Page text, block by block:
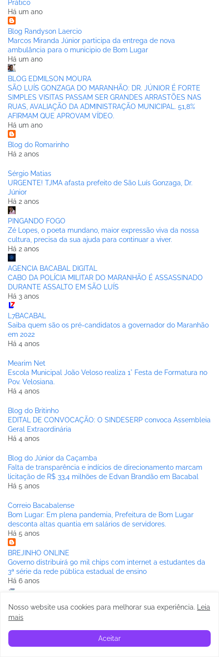
Prático
Há um ano
Blog Randyson Laercio
Marcos Miranda Júnior participa da entrega de nova
ambulância para o municipio de Bom Lugar
Há um ano
BLOG EDMILSON MOURA
SÃO LUÍS GONZAGA DO MARANHÃO: DR. JÚNIOR É FORTE
SIMPLES VISITAS PASSAM SER GRANDES ARRASTÕES NAS
RUAS, AVALIAÇÃO DA ADMINISTRAÇÃO MUNICIPAL. 51,8%
AFIRMAM QUE APROVAM VÍDEO.
Há um ano
Blog do Romarinho
Há 2 anos
Sérgio Matias
URGENTE! TJMA afasta prefeito de São Luís Gonzaga, Dr.
Júnior
Há 2 anos
PINGANDO FOGO
Zé Lopes, o poeta mundano, maior expressão viva da nossa
cultura, precisa da sua ajuda para continuar a viver.
Há 2 anos
AGENCIA BACABAL DIGITAL
CABO DA POLÍCIA MILITAR DO MARANHÃO É ASSASSINADO
DURANTE ASSALTO EM SÃO LUÍS
Há 3 anos
L7BACABAL
Saiba quem são os pré-candidatos a governador do Maranhão
em 2022
Há 4 anos
Mearim Net
Escola Municipal João Veloso realiza 1° Festa de Formatura no
Pov. Velosiana.
Há 4 anos
Blog do Britinho
EDITAL DE CONVOCAÇÃO: O SINDESERP convoca Assembleia
Geral Extraordinária
Há 4 anos
Blog do Júnior da Caçamba
Falta de transparência e indícios de direcionamento marcam
licitação de R$ 33,4 milhões de Edvan Brandão em Bacabal
Há 5 anos
Correio Bacabalense
Bom Lugar: Em plena pandemia, Prefeitura de Bom Lugar
desconta altas quantia em salários de servidores.
Há 5 anos
BREJINHO ONLINE
Governo distribuirá 90 mil chips com internet a estudantes da
3ª série da rede pública estadual de ensino
Há 6 anos
OS PRÉ-CANDIDATOS A PREFEITO DE BACABAL E SUAS
REAIS CHANCES
Blog do Jeremias
Nosso website usa cookies para melhorar sua experiência.
Leia
mais
Aceitar